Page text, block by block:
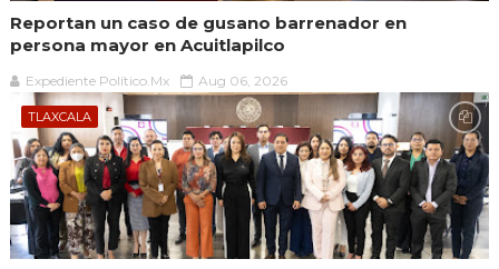
Reportan un caso de gusano barrenador en
persona mayor en Acuitlapilco
Expediente Político.Mx Aug 06, 2026
TLAXCALA